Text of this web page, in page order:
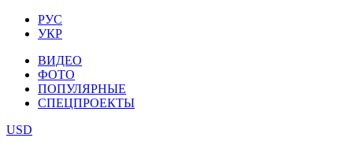
РУС
УКР
ВИДЕО
ФОТО
ПОПУЛЯРНЫЕ
СПЕЦПРОЕКТЫ
USD